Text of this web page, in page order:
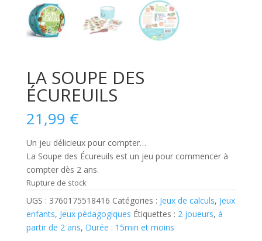
LA SOUPE DES
ÉCUREUILS
21,99 €
Un jeu délicieux pour compter…
La Soupe des Écureuils est un jeu pour commencer à
compter dès 2 ans.
Rupture de stock
UGS : 3760175518416 Catégories : Jeux de calculs, Jeux
enfants, Jeux pédagogiques Étiquettes : 2 joueurs, à
partir de 2 ans, Durée : 15min et moins